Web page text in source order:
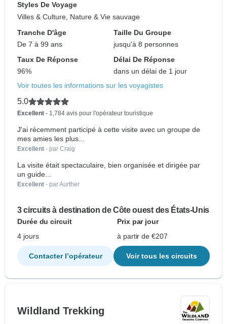
Styles De Voyage
Villes & Culture, Nature & Vie sauvage
Tranche D'âge
De 7 à 99 ans
Taille Du Groupe
jusqu'à 8 personnes
Taux De Réponse
96%
Délai De Réponse
dans un délai de 1 jour
Voir toutes les informations sur les voyagistes
5.0
Excellent - 1,784 avis pour l'opérateur touristique
J'ai récemment participé à cette visite avec un groupe de
mes amies les plus...
Excellent - par Craig
La visite était spectaculaire, bien organisée et dirigée par
un guide...
Excellent - par Aurther
3 circuits à destination de Côte ouest des États-Unis
Durée du circuit
Prix par jour
4 jours
à partir de €207
Contacter l’opérateur Voir tous les circuits
Wildland Trekking